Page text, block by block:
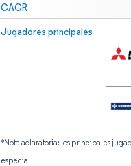
CAGR
Jugadores principales
*Nota aclaratoria: los principales
especial